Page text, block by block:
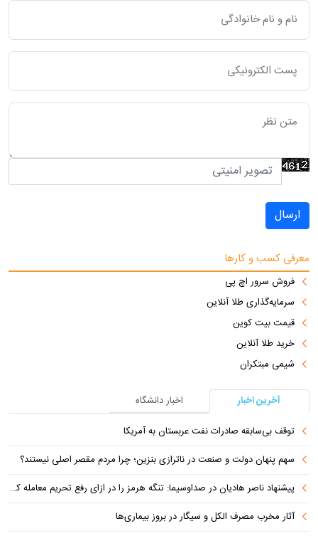
ارسال
معرفی کسب و کارها
فروش سرور اچ پی
سرمایه‌گذاری طلا آنلاین
قیمت بیت کوین
خرید طلا آنلاین
شیمی مبتکران
آخرین اخبار
اخبار دانشگاه
توقف بی‌سابقه صادرات نفت عربستان به آمریکا
سهم پنهان دولت و صنعت در ناترازی بنزین؛ چرا مردم مقصر اصلی نیستند؟
پیشنهاد ناصر هادیان در صداوسیما: تنگه هرمز را در ازای رفع تحریم معامله کنیم
آثار مخرب مصرف الکل و سیگار در بروز بیماری‌ها